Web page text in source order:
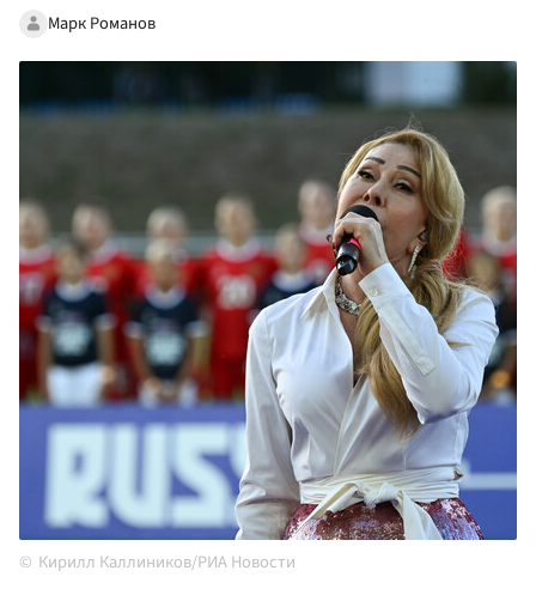
Марк Романов
Кирилл Каллиников/РИА Новости